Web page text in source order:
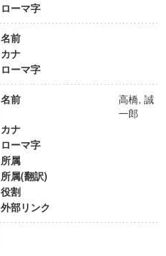
ローマ字
名前
カナ
ローマ字
名前
高橋, 誠
一郎
カナ
ローマ字
所属
所属(翻訳)
役割
外部リンク